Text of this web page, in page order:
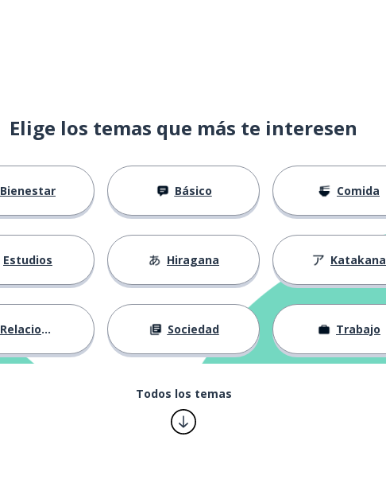
Elige los temas que más te interesen
Bienestar Básico Comida
Estudios Hiragana Katakana
Relaciones Sociedad Trabajo
Todos los temas